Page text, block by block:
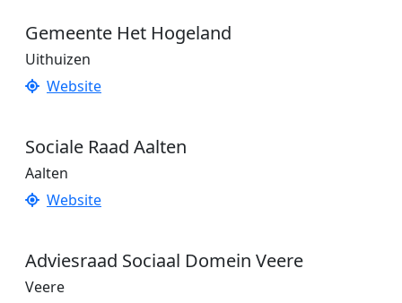
Gemeente Het Hogeland
Uithuizen
Website
Sociale Raad Aalten
Aalten
Website
Adviesraad Sociaal Domein Veere
Veere